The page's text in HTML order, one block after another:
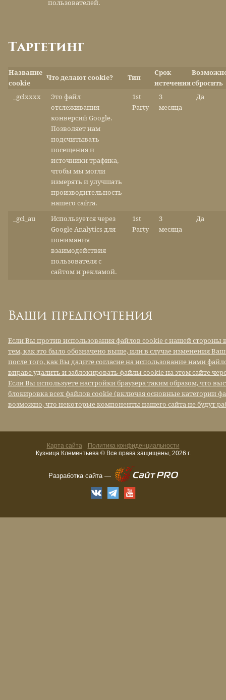
пользователей.
Таргетинг
Название
cookie
Что делают cookie? Тип
Срок
истечениясбросить
_gclxxxx
Это файл
отслеживания
конверсий Google.
Позволяет нам
подсчитывать
посещения и
источники трафика,
чтобы мы могли
измерять и улучшать
производительность
нашего сайта.
1st
Party
3
месяца
Да
_gcl_au
Используется через
Google Analytics для
понимания
взаимодействия
пользователя с
сайтом и рекламой.
1st
Party
3
месяца
Да
Ваши предпочтения
Если Вы против использования файлов cookie с нашей стороны в
тем, как это было обозначено выше, или в случае изменения
после того, как Вы дадите согласие на использование нами
вправе удалить и заблокировать файлы cookie на этом сайте
Если Вы используете настройки браузера таким образом, что
блокировка всех файлов cookie (включая основные категории
возможно, что некоторые компоненты нашего сайта не будут
Кузница Клементьева © Все права защищены, 2026 г.
Карта сайта Политика конфиденциальности
Разработка сайта —